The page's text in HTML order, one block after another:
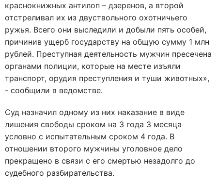
краснокнижных антилоп – дзеренов, а второй
отстреливал их из двуствольного охотничьего
ружья. Всего они выследили и добыли пять особей,
причинив ущерб государству на общую сумму 1 млн
рублей. Преступная деятельность мужчин пресечена
органами полиции, которые на месте изъяли
транспорт, орудия преступления и туши животных»,
- сообщили в ведомстве.
Суд назначил одному из них наказание в виде
лишения свободы сроком на 3 года 3 месяца
условно с испытательным сроком 4 года. В
отношении второго мужчины уголовное дело
прекращено в связи с его смертью незадолго до
судебного разбирательства.